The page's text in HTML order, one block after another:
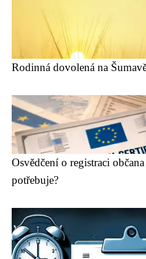
Rodinná dovolená na
Osvědčení o registraci
potřebuje?